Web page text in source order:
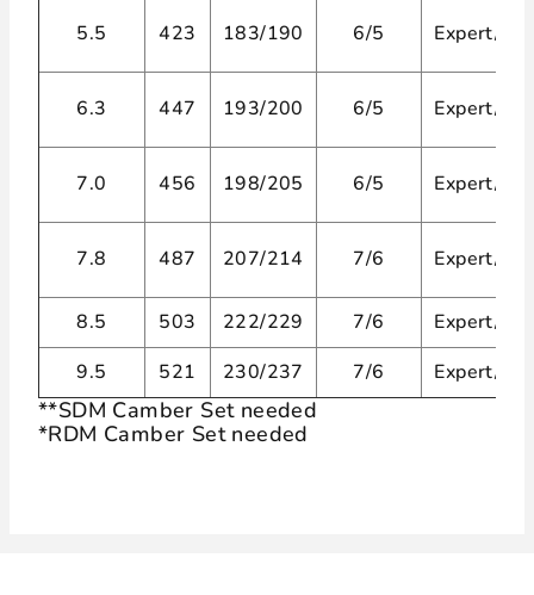
5.5 423 183/190 6/5 Expert/
6.3 447 193/200 6/5 Expert/
7.0 456 198/205 6/5 Expert/
7.8 487 207/214 7/6 Expert/
8.5 503 222/229 7/6
Expert/
9.5
521 230/237 7/6 Expert/
**SDM Camber Set needed
*RDM Camber Set needed